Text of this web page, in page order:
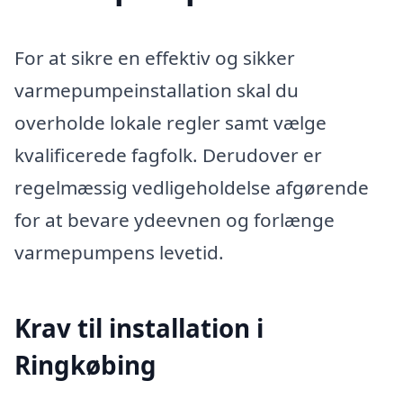
For at sikre en effektiv og sikker
varmepumpeinstallation skal du
overholde lokale regler samt vælge
kvalificerede fagfolk. Derudover er
regelmæssig vedligeholdelse afgørende
for at bevare ydeevnen og forlænge
varmepumpens levetid.
Krav til installation i
Ringkøbing